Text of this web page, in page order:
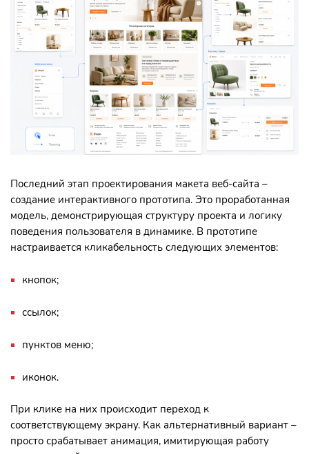
Последний этап проектирования макета веб-сайта –
создание интерактивного прототипа. Это проработанная
модель, демонстрирующая структуру проекта и логику
поведения пользователя в динамике. В прототипе
настраивается кликабельность следующих элементов:
кнопок;
ссылок;
пунктов меню;
иконок.
При клике на них происходит переход к
соответствующему экрану. Как альтернативный вариант –
просто срабатывает анимация, имитирующая работу